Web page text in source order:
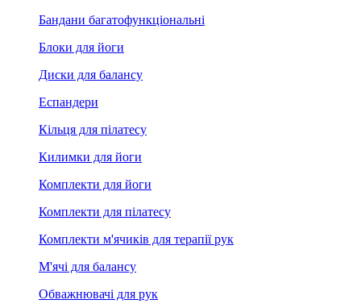
Бандани багатофункціональні
Блоки для йоги
Диски для балансу
Еспандери
Кільця для пілатесу
Килимки для йоги
Комплекти для йоги
Комплекти для пілатесу
Комплекти м'ячиків для терапії рук
М'ячі для балансу
Обважнювачі для рук